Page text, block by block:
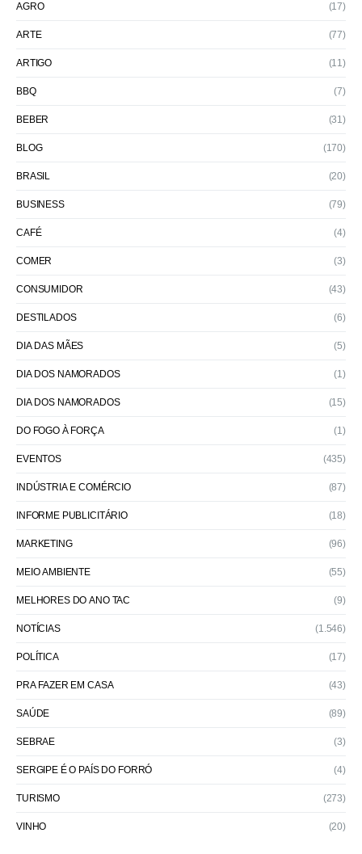
AGRO (17)
ARTE (77)
ARTIGO (11)
BBQ (7)
BEBER (31)
BLOG (170)
BRASIL (20)
BUSINESS (79)
CAFÉ (4)
COMER (3)
CONSUMIDOR (43)
DESTILADOS (6)
DIA DAS MÃES (5)
DIA DOS NAMORADOS (1)
DIA DOS NAMORADOS (15)
DO FOGO À FORÇA (1)
EVENTOS (435)
INDÚSTRIA E COMÉRCIO (87)
INFORME PUBLICITÁRIO (18)
MARKETING (96)
MEIO AMBIENTE (55)
MELHORES DO ANO TAC (9)
NOTÍCIAS (1.546)
POLÍTICA (17)
PRA FAZER EM CASA (43)
SAÚDE (89)
SEBRAE (3)
SERGIPE É O PAÍS DO FORRÓ (4)
TURISMO (273)
VINHO (20)